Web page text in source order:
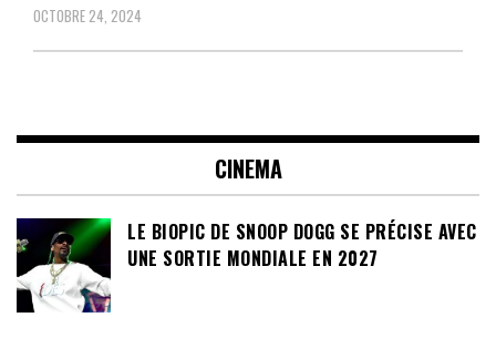
OCTOBRE 24, 2024
CINEMA
LE BIOPIC DE SNOOP DOGG SE PRÉCISE AVEC
UNE SORTIE MONDIALE EN 2027